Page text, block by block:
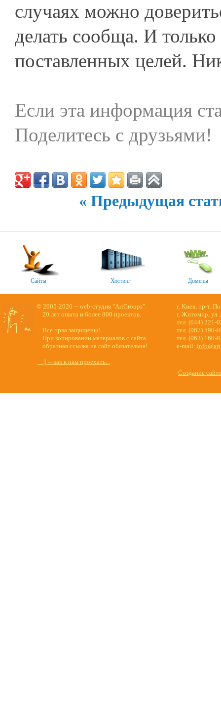
случаях можно
делать сообща. И
поставленных целей.
Если эта информация
Поделитесь с друзьями!
« Предыдущая
Сайты Хостинг Домены
© 2005-2026 -- web-студия "ArtGroups"
20 лет опыта и более 800 проектов.
Все прва защищены!
При копировании материалов с сайта
обратная ссылка на сайт обязательна!
|| -- как к нам проехать...
г. Киев, пр-т.
г. Житомир, ул.
тел. (044) 221-
тел. (067) 590-
тел. (063) 160-
e-mail:
Создание